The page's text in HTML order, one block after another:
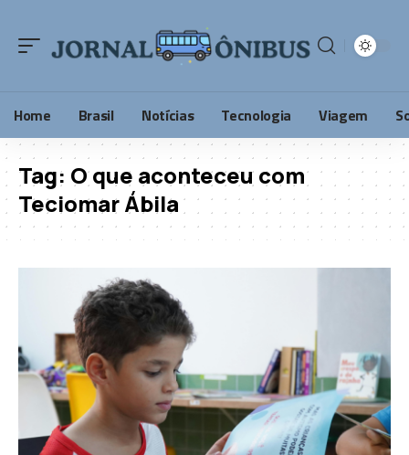
Home Brasil Notícias Tecnologia Viagem
Tag: O que aconteceu com
Teciomar Ábila